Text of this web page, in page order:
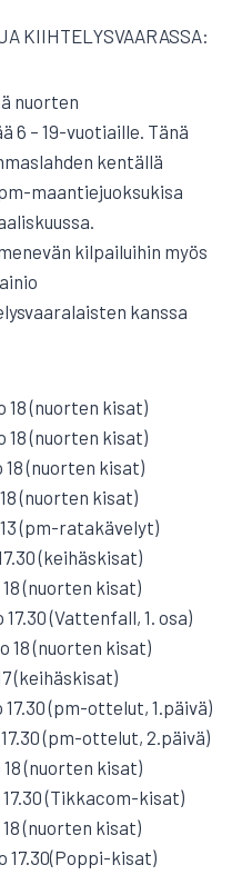
KIIHTELYSVAARASSA:
nuorten
6 – 19-vuotiaille. Tänä
kentällä
maantiejuoksukisa
kilpailuihin myös
kanssa
18 (nuorten kisat)
18 (nuorten kisat)
(nuorten kisat)
(nuorten kisat)
(pm-ratakävelyt)
(keihäskisat)
(nuorten kisat)
(Vattenfall, 1. osa)
18 (nuorten kisat)
(keihäskisat)
17.30 (pm-ottelut, 1.päivä)
(pm-ottelut, 2.päivä)
(nuorten kisat)
(Tikkacom-kisat)
(nuorten kisat)
17.30(Poppi-kisat)